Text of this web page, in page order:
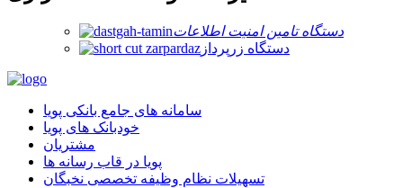
دستگاه تامین امنیت اطلاعات
دستگاه زرپرداز
سامانه های جامع بانکی پویا
خودبانک های پویا
مشتریان
پویا در قاب رسانه ها
تسهیلات نظام وظیفه تخصصی نخبگان